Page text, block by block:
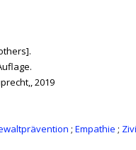
2019
; Empathie ;